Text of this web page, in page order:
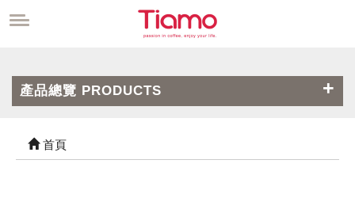
產品總覽 PRODUCTS
首頁